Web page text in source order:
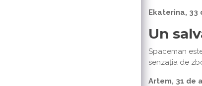
Ekaterina, 33
Un
Spaceman
senzația de
Artem, 31 de